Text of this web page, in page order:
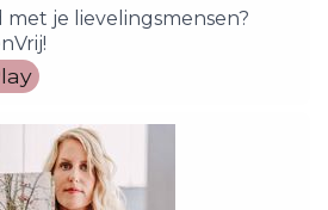
met je lievelingsmensen?